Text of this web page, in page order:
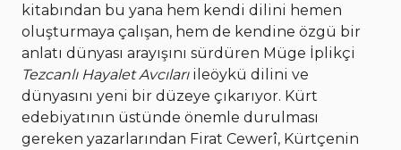
kitabından bu yana hem kendi dilini hemen
oluşturmaya çalışan, hem de kendine özgü bir
anlatı dünyası arayışını sürdüren Müge İplikçi
Tezcanlı Hayalet Avcıları ileöykü dilini ve
dünyasını yeni bir düzeye çıkarıyor. Kürt
edebiyatının üstünde önemle durulması
gereken yazarlarından Firat Cewerî, Kürtçenin